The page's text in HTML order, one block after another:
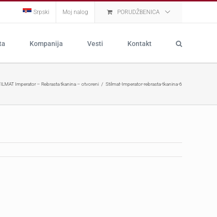
Srpski Moj nalog PORUDŽBENICA
Kompanija Vesti Kontakt
Imperator – Rebrasta tkanina – otvoreni Stilmat-Imperator-rebrasta-tkanina-6